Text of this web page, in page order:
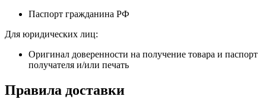
Паспорт гражданина РФ
Для юридических лиц:
Оригинал доверенности на получение товара и паспорт
получателя и/или печать
Правила доставки